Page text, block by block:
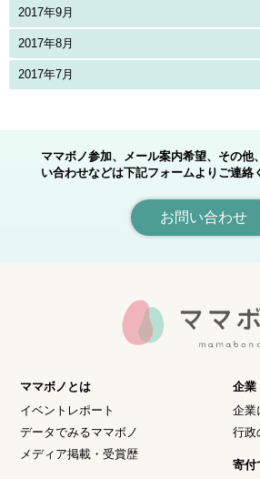
2017年9月
2017年8月
2017年7月
ママボノ参加、メール案内希望、その他
い合わせなどは下記フォームよりご連絡
お問い合わせ
ママボノとは
イベントレポート
データでみるママボノ
メディア掲載・受賞歴
企業
企業
行政
寄付